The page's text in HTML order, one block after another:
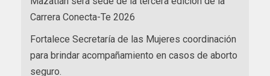
Carrera Conecta-Te 2026
Fortalece Secretaría de las Mujeres coordinación
para brindar acompañamiento en casos de aborto
seguro.